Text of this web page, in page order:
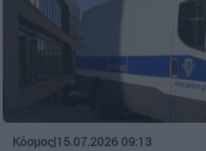
Κόσμος|15.07.2026 09:13